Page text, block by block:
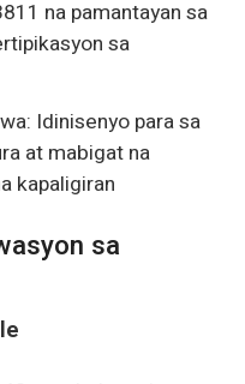
na pamantayan sa
sa
Idinisenyo para sa
at mabigat na
kapaligiran
sa